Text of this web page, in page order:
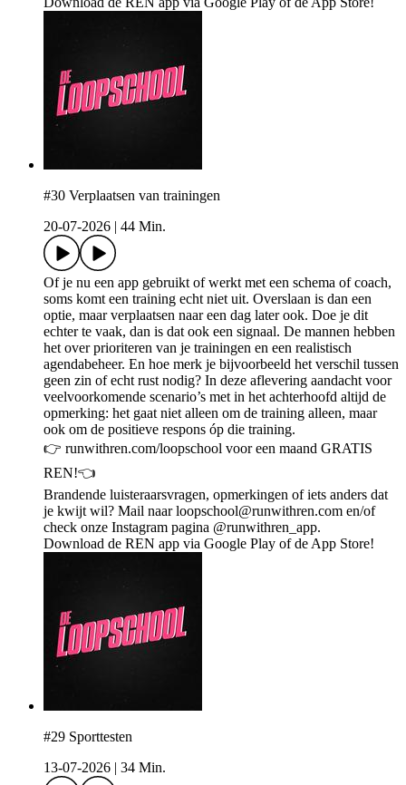
#30 Verplaatsen van trainingen
20-07-2026
44 Min.
Of je nu een app gebruikt of werkt met een schema of coach,
soms komt een training echt niet uit. Overslaan is dan een
optie, maar verplaatsen naar een dag later ook. Doe je dit
echter te vaak, dan is dat ook een signaal. De mannen hebben
het over prioriteren van je trainingen en een realistisch
agendabeheer. En hoe merk je bijvoorbeeld het verschil tussen
geen zin of echt rust nodig? In deze aflevering aandacht voor
veelvoorkomende scenario’s met in het achterhoofd altijd de
opmerking: het gaat niet alleen om de training alleen, maar
ook om de positieve respons óp die training.
👉 runwithren.com/loopschool voor een maand GRATIS
REN!👈
Brandende luisteraarsvragen, opmerkingen of iets anders dat
je kwijt wil? Mail naar loopschool@runwithren.com en/of
check onze Instagram pagina @runwithren_app.
Download de REN app via Google Play⁠ of de ⁠App Store⁠!
#29 Sporttesten
13-07-2026
34 Min.